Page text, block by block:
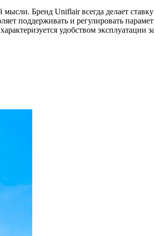
Бренд Uniflair всегда делает
поддерживать и регулировать
удобством эксплуатации